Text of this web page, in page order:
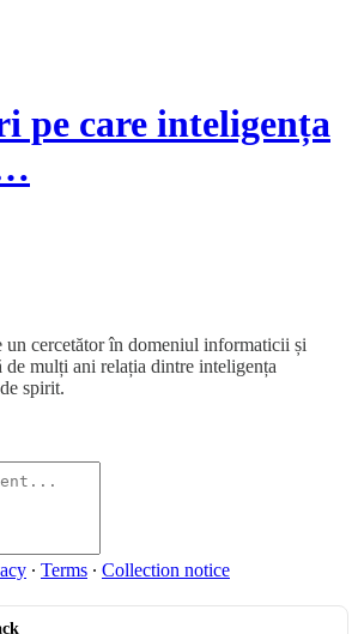
pe care inteligența
un cercetător în domeniul informaticii și
mulți ani relația dintre inteligența
spirit.
∙ Terms ∙ Collection notice